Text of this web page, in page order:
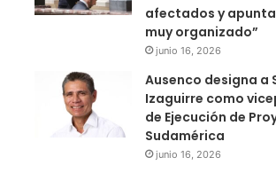
afectados y
muy organizado”
junio 16, 2026
Ausenco designa a
Izaguirre como
de Ejecución de
Sudamérica
junio 16, 2026